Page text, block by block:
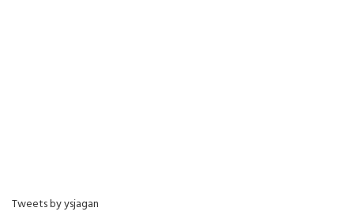
Tweets by ysjagan